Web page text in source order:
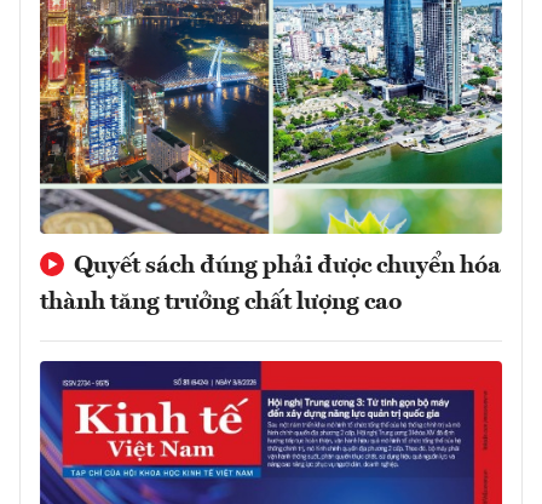
Quyết sách đúng phải được chuyển hóa
thành tăng trưởng chất lượng cao